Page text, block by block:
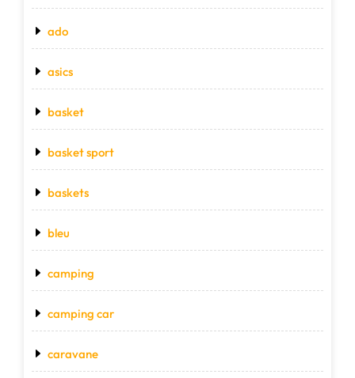
ado
asics
basket
basket sport
baskets
bleu
camping
camping car
caravane